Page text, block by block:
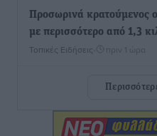
Προσωρινά κρατούμενος
με περισσότερο από 1,3
Τοπικές Ειδήσεις πριν 1 ώρα
Δεκατέσσερα ονόματα
Τοπικές Ειδήσεις• πριν 1 ώρα